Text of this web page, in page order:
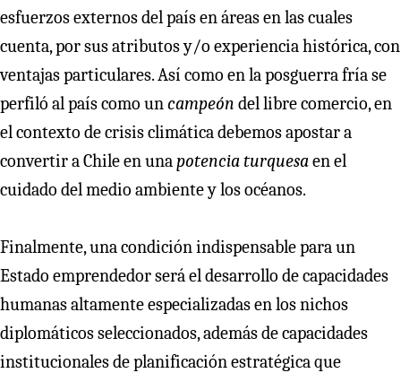
esfuerzos externos del país en áreas en las cuales
cuenta, por sus atributos y/o experiencia histórica, con
ventajas particulares. Así como en la posguerra fría se
perfiló al país como uncampeón del libre comercio, en
el contexto de crisis climática debemos apostar a
convertir a Chile en unapotencia turquesaen el
cuidado del medio ambiente y los océanos.
Finalmente, una condición indispensable para un
Estado emprendedor será el desarrollo de capacidades
humanas altamente especializadas en los nichos
diplomáticos seleccionados, además de capacidades
institucionales de planificación estratégica que